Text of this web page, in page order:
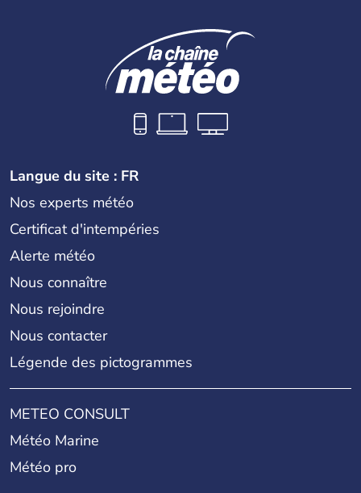
Langue du site : FR
Nos experts météo
Certificat d'intempéries
Alerte météo
Nous connaître
Nous rejoindre
Nous contacter
Légende des pictogrammes
METEO CONSULT
Météo Marine
Météo pro